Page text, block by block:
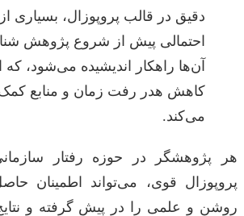
دقیق در قالب پروپوزال، بسیاری
احتمالی پیش از شروع پژوهش
آن‌ها راهکار اندیشیده می‌شود، که
کاهش هدر رفت زمان و منابع کمک
می‌کند.
هر پژوهشگر در حوزه رفتار
پروپوزال قوی، می‌تواند اطمینان
روشن و علمی را در پیش گرفته و